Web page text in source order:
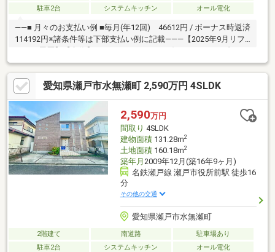
駐車2台
システムキッチン オール電化
――■ 月々のお支払い例 ■毎月(年12回) 46612円 / ボーナス時返済
114192円※諸条件等は下部支払い例に記載―――【2025年9月リフ
ットライト・インターホン・スイッチ・コンセントプレート【貼
替】クロス・CF・襖【その他】雨樋補修、ハウスクリーニング■
ご希望の住まい探しをお手伝いします－－－◆◇物件の詳細、ご
相談はお気軽にお問い合わせください。≪ 0120-09-8310 ≫
愛知県瀬戸市水無瀬町 2,590万円 4SLDK
2,590万円
間取り 4SLDK
建物面積131.28m2
土地面積160.18m2
築年月 2009年12月(築16年9ヶ月)
名鉄瀬戸線 瀬戸市役所前駅 徒歩16
分
その他の交通
愛知県瀬戸市水無瀬町
2階建て 南道路
駐車場あり
駐車2台
システムキッチン オール電化